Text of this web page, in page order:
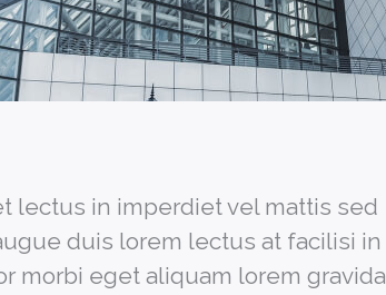
lectus in imperdiet vel mattis sed
duis lorem lectus at facilisi in
morbi eget aliquam lorem gravida